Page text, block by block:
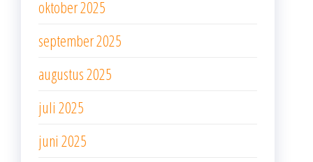
oktober 2025
september 2025
augustus 2025
juli 2025
juni 2025